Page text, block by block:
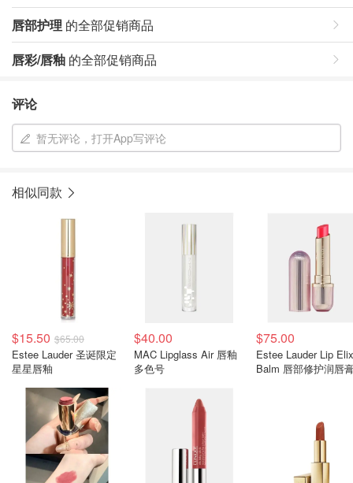
唇部护理 的全部促销商品
唇彩/唇釉 的全部促销商品
评论
暂无评论，打开App写评论
相似同款
$15.50 $65.00
Estee Lauder 圣诞限定
星星唇釉
$40.00
MAC Lipglass Air 唇釉
多色号
$75.00
Estee Lauder Lip
Balm 唇部修护润唇